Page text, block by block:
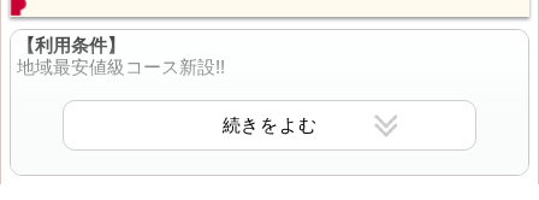
② 130分 21,000円
☆善通寺市内【交通費0円】
☆ビジネスホテルでも対応できます♪
☆タイプ指名は【無料0円】
【利用条件】
地域最安値級コース新設!!
通常【50分 10,900円】の所、
会員登録をして頂けると
【50分 8,600円】に！！